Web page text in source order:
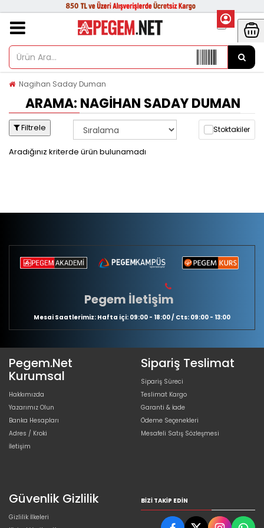
Nagihan Saday Duman
ARAMA: NAGIHAN SADAY DUMAN
Filtrele Stoktakiler
Aradığınız kriterde ürün bulunamadı
Pegem İletişim
Mesai Saatlerimiz: Hafta içi: 09:00 - 18:00 / Cts: 09:00 - 13:00
Pegem.Net
Kurumsal
Hakkımızda
Yazarımız Olun
Banka Hesapları
Adres / Kroki
İletişim
Sipariş Teslimat
Sipariş Süreci
Teslimat Kargo
Garanti & İade
Ödeme Seçenekleri
Mesafeli Satış Sözleşmesi
Güvenlik Gizlilik
Gizlilik İlkeleri
BIZI TAKIP EDIN